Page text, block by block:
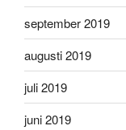
september 2019
augusti 2019
juli 2019
juni 2019